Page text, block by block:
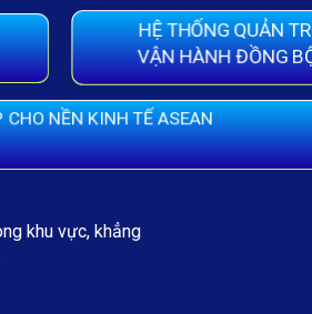
HỆ THỐNG QUẢN TRỊ
VẬN HÀNH ĐỒNG BỘ
NỀN KINH TẾ ASEAN
khu vực, khẳng